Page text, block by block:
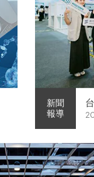
新聞
報導